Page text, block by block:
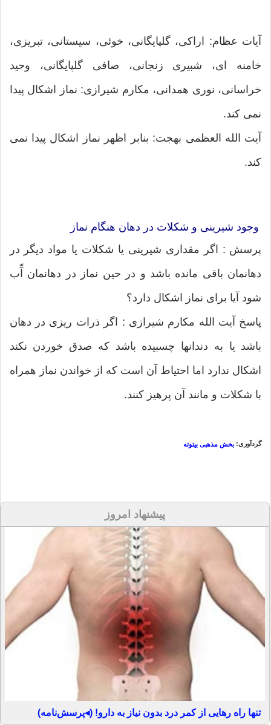
آیات عظام: اراكی، گلپایگانی، خوئی، سیستانی، تبریزی،
خامنه ای، شبیری زنجانی، صافی گلپایگانی، وحید
خراسانی، نوری همدانی، مکارم شیرازی: نماز اشكال پیدا
نمی کند.
آیت الله العظمی بهجت: بنابر اظهر نماز اشكال پیدا نمی
کند.
وجود شیرینی و شکلات در دهان هنگام نماز
پرسش : اگر مقداری شیرینی یا شکلات یا مواد دیگر در
دهانمان باقی مانده باشد و در حین نماز در دهانمان آّب
شود آیا برای نماز اشکال دارد؟
پاسخ آیت الله مکارم شیرازی : اگر ذرات ریزی در دهان
باشد یا به دندانها چسبیده باشد که صدق خوردن نکند
اشکال ندارد اما احتیاط آن است که از خواندن نماز همراه
با شکلات و مانند آن پرهیز کنند.
گردآوری: بخش مذهبی بیتوته
پیشنهاد امروز
تنها راه رهایی از کمر درد بدون نیاز به دارو! (◂پرسش‌نامه)